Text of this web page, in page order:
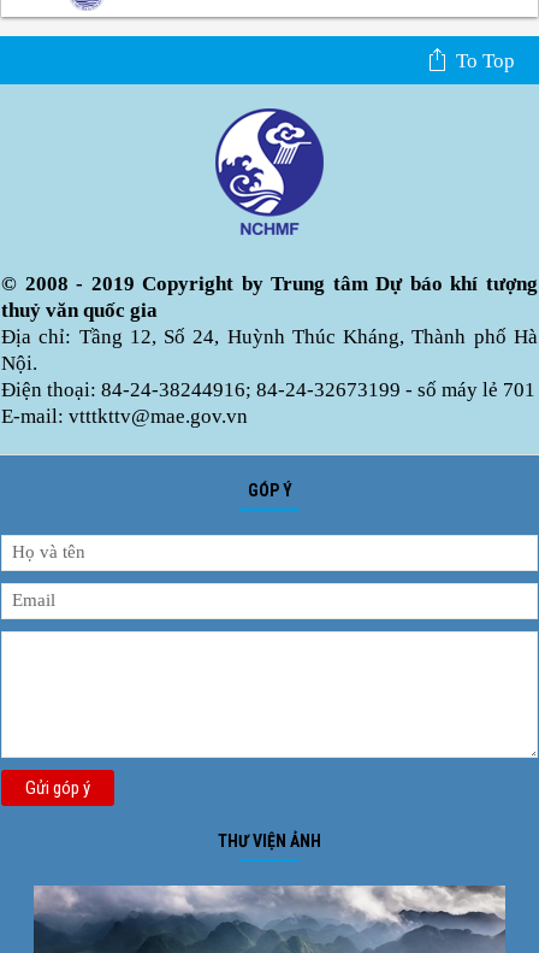
To Top
© 2008 - 2019 Copyright by Trung tâm Dự báo khí tượng
thuỷ văn quốc gia
Địa chỉ: Tầng 12, Số 24, Huỳnh Thúc Kháng, Thành phố Hà
Nội.
Điện thoại: 84-24-38244916; 84-24-32673199 - số máy lẻ 701
E-mail: vtttkttv@mae.gov.vn
GÓP Ý
Gửi góp ý
THƯ VIỆN ẢNH